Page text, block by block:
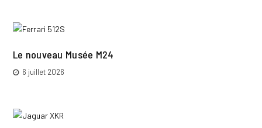
Le nouveau Musée M24
6 juillet 2026